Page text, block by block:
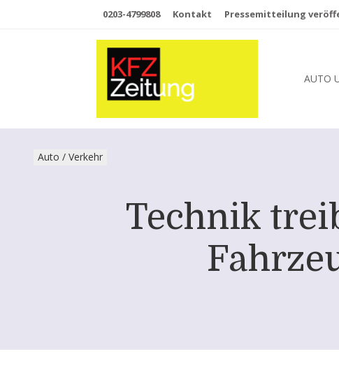
0203-4799808 Kontakt Pressemitteilung
AUTO
Auto / Verkehr
Technik